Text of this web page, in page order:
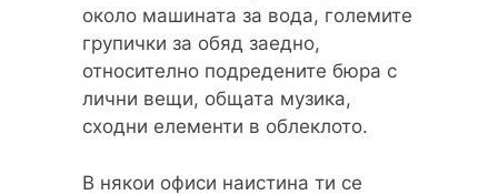
около машината за вода, големите
групички за обяд заедно,
относително подредените бюра с
лични вещи, общата музика,
сходни елементи в облеклото.
В някои офиси наистина ти се